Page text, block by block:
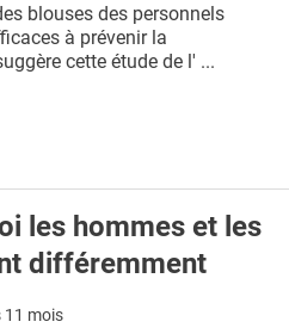
blouses des personnels
à prévenir la
cette étude de l' ...
les hommes et les
différemment
11 mois